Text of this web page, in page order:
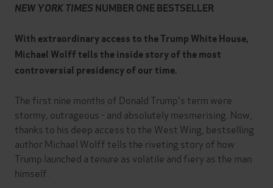
NEW YORK TIMES NUMBER ONE BESTSELLER
With extraordinary access to the Trump White House,
Michael Wolff tells the inside storyof the most
controversial presidency of our time.
The first nine months of Donald Trump's term were
stormy, outrageous - and absolutely mesmerising. Now,
thanks to his deep access to the West Wing, bestselling
author Michael Wolff tells the riveting story of how
Trump launched a tenure as volatile and fiery as the man
himself.